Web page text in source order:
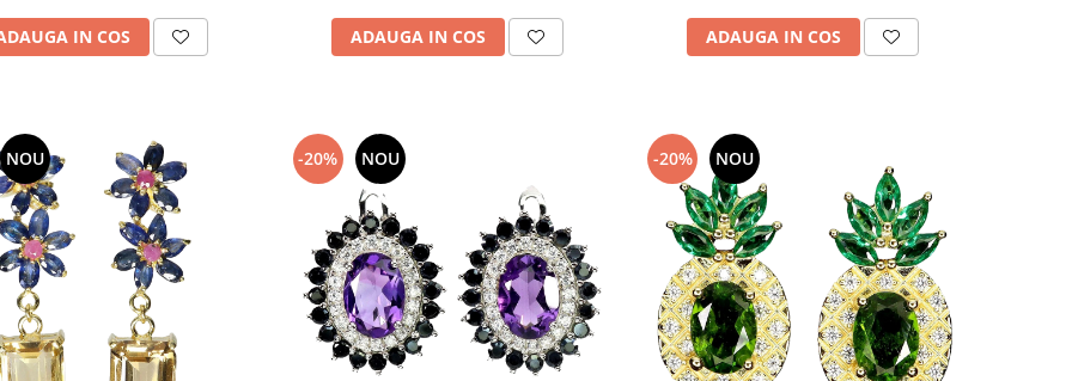
IN COS ADAUGA IN COS ADAUGA IN COS
NOU -20% NOU -20% NOU